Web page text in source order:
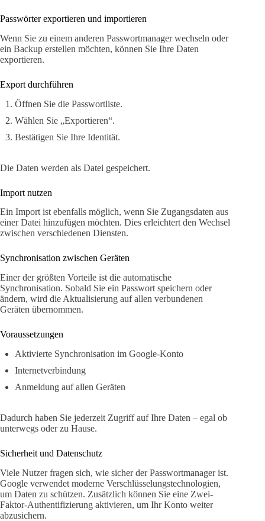
Passwörter exportieren und importieren
Wenn Sie zu einem anderen Passwortmanager wechseln oder
ein Backup erstellen möchten, können Sie Ihre Daten
exportieren.
Export durchführen
Öffnen Sie die Passwortliste.
Wählen Sie „Exportieren“.
Bestätigen Sie Ihre Identität.
Die Daten werden als Datei gespeichert.
Import nutzen
Ein Import ist ebenfalls möglich, wenn Sie Zugangsdaten aus
einer Datei hinzufügen möchten. Dies erleichtert den Wechsel
zwischen verschiedenen Diensten.
Synchronisation zwischen Geräten
Einer der größten Vorteile ist die automatische
Synchronisation. Sobald Sie ein Passwort speichern oder
ändern, wird die Aktualisierung auf allen verbundenen
Geräten übernommen.
Voraussetzungen
Aktivierte Synchronisation im Google-Konto
Internetverbindung
Anmeldung auf allen Geräten
Dadurch haben Sie jederzeit Zugriff auf Ihre Daten – egal ob
unterwegs oder zu Hause.
Sicherheit und Datenschutz
Viele Nutzer fragen sich, wie sicher der Passwortmanager ist.
Google verwendet moderne Verschlüsselungstechnologien,
um Daten zu schützen. Zusätzlich können Sie eine Zwei-
Faktor-Authentifizierung aktivieren, um Ihr Konto weiter
abzusichern.